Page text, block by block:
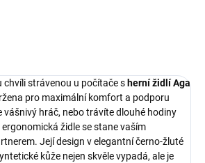
chvíli strávenou u počítače s herní židlí Aga
pro maximální komfort a podporu
vášnivý hráč, nebo trávíte dlouhé hodiny
židle se stane vaším
Její design v elegantní černo-žluté
kůže nejen skvěle vypadá, ale je